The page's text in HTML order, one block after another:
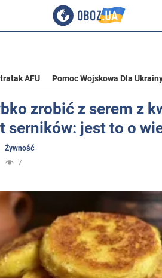
AFU Pomoc Wojskowa Dla
zrobić z serem z
serników: jest to o
Żywność
7